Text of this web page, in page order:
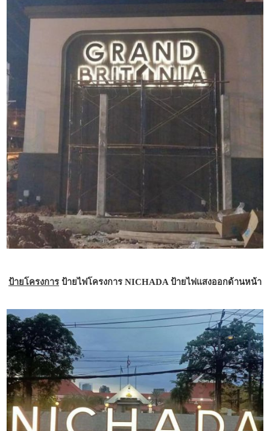
ป้ายโครงการ ป้ายไฟโครงการ NICHADA ป้ายไฟแสงออกด้านหน้า